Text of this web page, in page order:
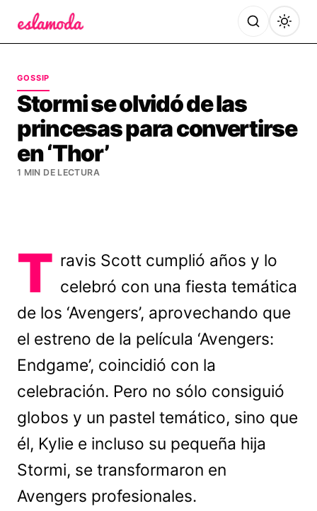
GOSSIP
Stormi se olvidó de las
princesas para convertirse
en ‘Thor’
1 MIN DE LECTURA
T ravis Scott cumplió años y lo
celebró con una fiesta temática
de los ‘Avengers’, aprovechando que
el estreno de la película ‘Avengers:
Endgame’, coincidió con la
celebración. Pero no sólo consiguió
globos y un pastel temático, sino que
él, Kylie e incluso su pequeña hija
Stormi, se transformaron en
Avengers profesionales.